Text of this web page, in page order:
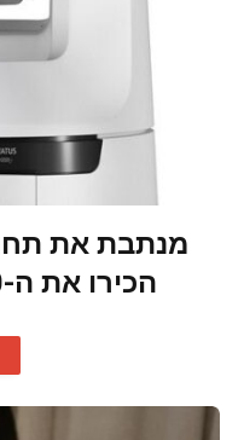
הכירו את ה-Canon CR-N350